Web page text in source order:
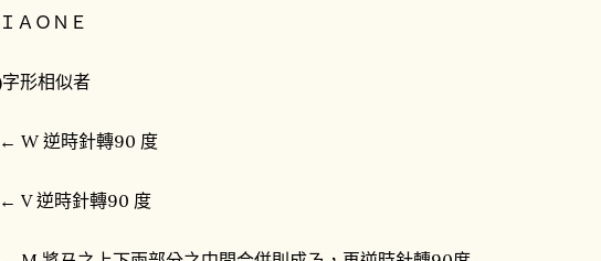
ＡＯＮＥ
形相似者
W 逆時針轉90 度
V 逆時針轉90 度